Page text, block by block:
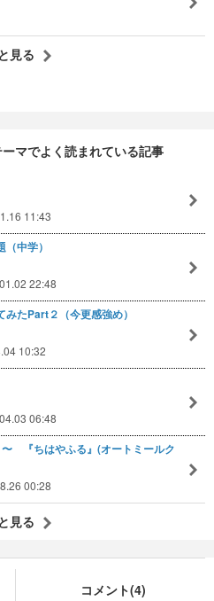
見る
マでよく読まれている記事
11:43
中学）
22:48
たPart２（今更感強め）
10:32
06:48
『ちはやふる』(オートミールク
00:28
見る
コメント(4)